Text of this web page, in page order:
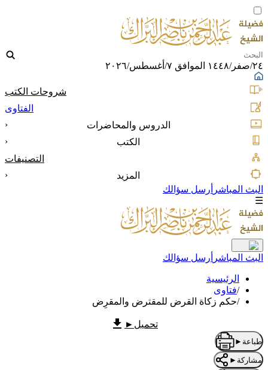
٢٤/صفر/١٤٤٨ الموافق ٧/أغسطس/٢٠٢٦
شروحات الكتب
الفتاوى
الدروس والمحاضرات
‹
الكتب
‹
التصنيفات
المزيد
‹
البث المباشر أرسل سؤالك
☰
البث المباشر أرسل سؤالك
الرئيسية
/فتاوى
/حكم زكاة القرض للمقترض والمقرِض
تحميل ►
طباعة ►
مشاركة ►